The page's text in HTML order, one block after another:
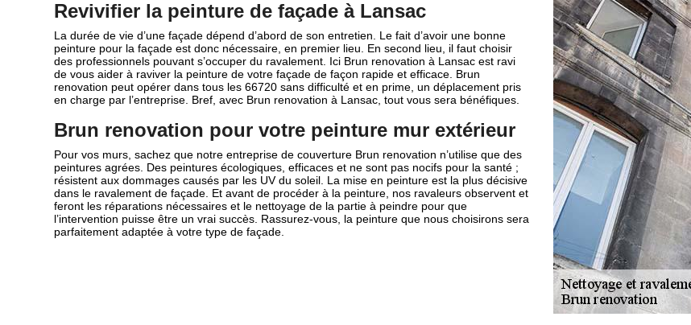
Revivifier la peinture de façade à Lansac
La durée de vie d’une façade dépend d’abord de son entretien. Le fait d’avoir une bonne
peinture pour la façade est donc nécessaire, en premier lieu. En second lieu, il faut choisir
des professionnels pouvant s’occuper du ravalement. Ici Brun renovation à Lansac est ravi
de vous aider à raviver la peinture de votre façade de façon rapide et efficace. Brun
renovation peut opérer dans tous les 66720 sans difficulté et en prime, un déplacement pris
en charge par l’entreprise. Bref, avec Brun renovation à Lansac, tout vous sera bénéfiques.
Brun renovation pour votre peinture mur extérieur
Pour vos murs, sachez que notre entreprise de couverture Brun renovation n’utilise que des
peintures agrées. Des peintures écologiques, efficaces et ne sont pas nocifs pour la santé ;
résistent aux dommages causés par les UV du soleil. La mise en peinture est la plus décisive
dans le ravalement de façade. Et avant de procéder à la peinture, nos ravaleurs observent et
feront les réparations nécessaires et le nettoyage de la partie à peindre pour que
l’intervention puisse être un vrai succès. Rassurez-vous, la peinture que nous choisirons sera
parfaitement adaptée à votre type de façade.